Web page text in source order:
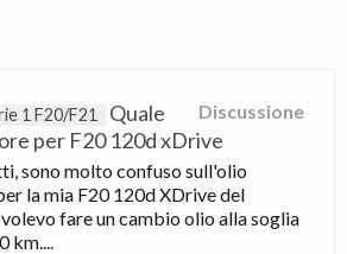
Discussione
1 F20/F21
Quale
per F20 120d xDrive
sono molto confuso sull'olio
la mia F20 120d XDrive del
fare un cambio olio alla soglia
km....